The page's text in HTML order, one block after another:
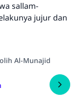
sallam-
jujur dan
Al-Munajid